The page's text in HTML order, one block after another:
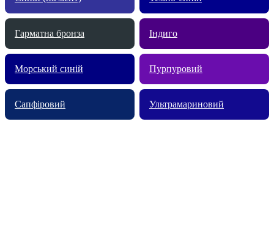
Гарматна бронза Індиго
Морський синій Пурпуровий
Сапфіровий Ультрамариновий